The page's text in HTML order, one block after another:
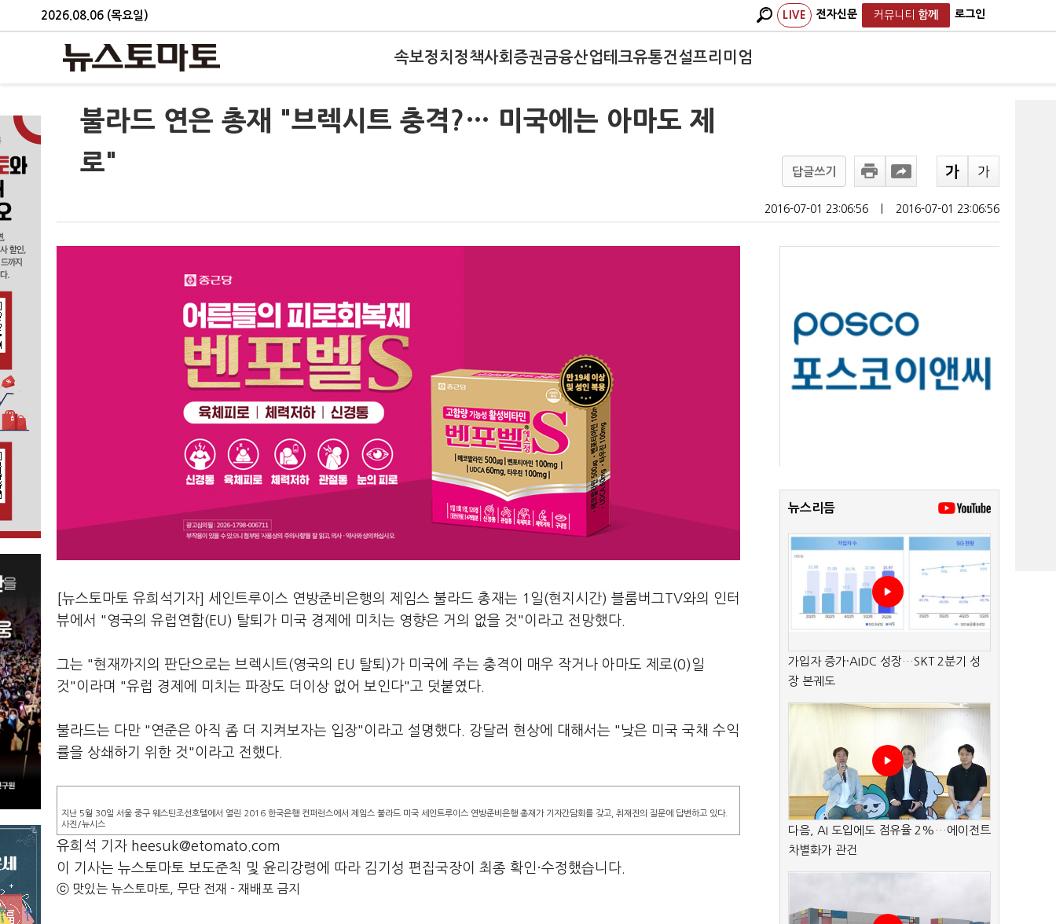
2026.08.06 (목요일) LIVE 전자신문 커뮤니티 함께 로그인
속보정치 정책사회 증권금융산업테크유통건설프리미엄
불라드 연은 총재 "브렉시트 충격?… 미국에는 아마도 제
로"
답글쓰기
2016-07-01 23:06:56 2016-07-01 23:06:56
[뉴스토마토 유희석기자] 세인트루이스 연방준비은행의 제임스 불라드 총재는 1일(현지시간) 블룸버그TV와의 인터
뷰에서 "영국의 유럽연합(EU) 탈퇴가 미국 경제에 미치는 영향은 거의 없을 것"이라고 전망했다.
그는 "현재까지의 판단으로는 브렉시트(영국의 EU 탈퇴)가 미국에 주는 충격이 매우 작거나 아마도 제로(0)일
것"이라며 "유럽 경제에 미치는 파장도 더이상 없어 보인다"고 덧붙였다.
불라드는 다만 "연준은 아직 좀 더 지켜보자는 입장"이라고 설명했다. 강달러 현상에 대해서는 "낮은 미국 국채 수익
률을 상쇄하기 위한 것"이라고 전했다.
지난 5월 30일 서울 중구 웨스틴조선호텔에서 열린 2016 한국은행 컨퍼런스에서 제임스 불라드 미국 세인트루이스 연방준비은행 총재가 기자간담회를 갖고, 취재진의 질문에 답변하고 있다.
사진/뉴시스
유희석 기자 heesuk@etomato.com
이 기사는 뉴스토마토 보도준칙 및 윤리강령에 따라 김기성 편집국장이 최종 확인·수정했습니다.
ⓒ 맛있는 뉴스토마토, 무단 전재 - 재배포 금지
뉴스리듬
가입자 증가·AIDC 성장…SKT 2분기 성
장 본궤도
다음, AI 도입에도 점유율 2%…에이전트
차별화가 관건